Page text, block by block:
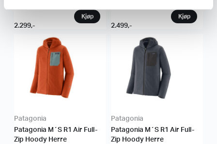
2.299,- 2.499,-
Patagonia
Patagonia M´S R1 Air Full-
Zip Hoody Herre
Patagonia
Patagonia M´S R1 Air Full-
Zip Hoody Herre